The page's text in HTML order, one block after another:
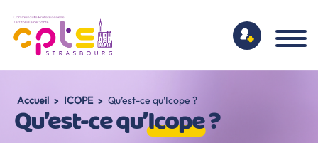
Accueil > ICOPE > Qu’est-ce qu’Icope ?
Qu’est-ce qu’Icope?